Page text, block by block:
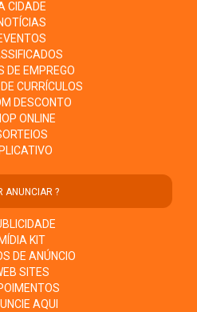
CIDADE
DE EMPREGO
CURRÍCULOS
DESCONTO
ONLINE
ANUNCIAR ?
KIT
DE ANÚNCIO
SITES
AQUI